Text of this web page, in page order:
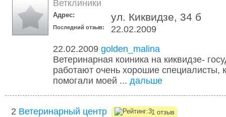
Ветклиники
Адрес: ул. Киквидзе, 34 б
Последний отзыв:
22.02.2009
22.02.2009 golden_malina
Ветеринарная коиника на киквидзе-
работают очень хорошие специалисты,
помогали моей ... дальше
2 Ветеринарный центр 1 отзыв